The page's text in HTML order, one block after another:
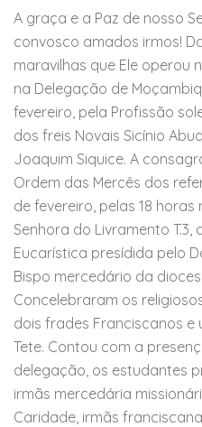
A graça e a Paz de nosso
convosco amados irmos!
maravilhas que Ele operou
na Delegação de
fevereiro, pela Profissão
dos freis Novais Sicínio
Joaquim Siquice. A
Ordem das Mercês dos
de fevereiro, pelas 18
Senhora do Livramento
Eucarística presídida pelo
Bispo mercedário da
Concelebraram os
dois frades Franciscanos
Tete. Contou com a
delegação, os estudantes
irmãs mercedária
Caridade, irmãs